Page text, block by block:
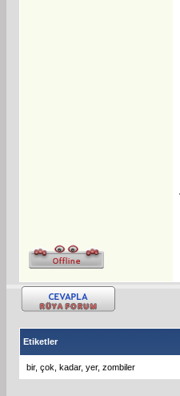
Etiketler
bir, çok kadar, yer, zombiler